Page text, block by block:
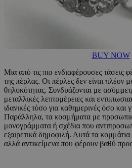
BUY NOW
Μια από τις πιο ενδιαφέρουσες τάσεις
της πέρλας. Οι πέρλες δεν είναι πλέον
θηλυκότητας. Συνδυάζονται με
μεταλλικές λεπτομέρειες και
ιδανικές τόσο για καθημερινές όσο και
Παράλληλα, τα κοσμήματα με
μονογράμματα ή σχέδια που
εξαιρετικά δημοφιλή. Αυτά τα
αλλά αντικείμενα που φέρουν βαθύ